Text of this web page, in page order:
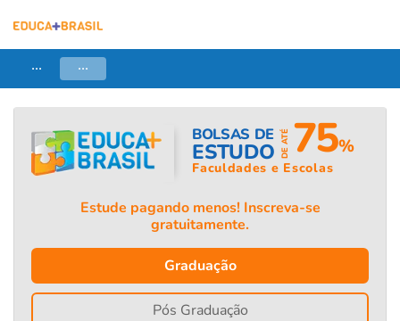
... ...
BOLSAS DE
ESTUDO DE ATÉ 75%
Faculdades e Escolas
Estude pagando menos! Inscreva-se
gratuitamente.
Graduação
Pós Graduação